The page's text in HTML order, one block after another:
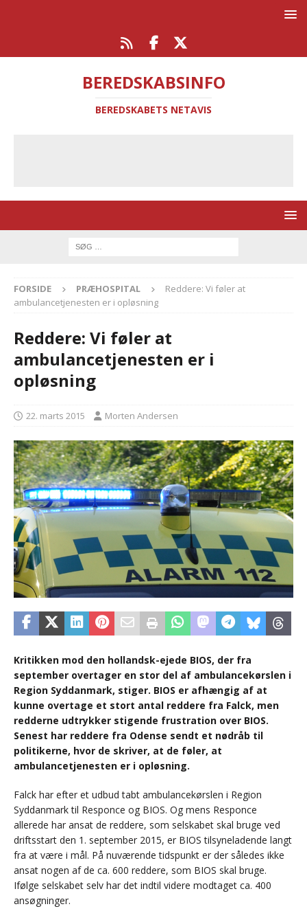
BEREDSKABSINFO
BEREDSKABETS NETAVIS
FORSIDE PRÆHOSPITAL
Reddere: Vi føler at
ambulancetjenesten er i opløsning
Reddere: Vi føler at
ambulancetjenesten er i
opløsning
22. marts 2015 Morten Andersen
Kritikken mod den hollandsk-ejede BIOS, der fra
september overtager en stor del af ambulancekørslen i
Region Syddanmark, stiger. BIOS er afhængig af at
kunne overtage et stort antal reddere fra Falck, men
redderne udtrykker stigende frustration over BIOS.
Senest har reddere fra Odense sendt et nødråb til
politikerne, hvor de skriver, at de føler, at
ambulancetjenesten er i opløsning.
Falck har efter et udbud tabt ambulancekørslen i Region
Syddanmark til Responce og BIOS. Og mens Responce
allerede har ansat de reddere, som selskabet skal bruge ved
driftsstart den 1. september 2015, er BIOS tilsyneladende langt
fra at være i mål. På nuværende tidspunkt er der således ikke
ansat nogen af de ca. 600 reddere, som BIOS skal bruge.
Ifølge selskabet selv har det indtil videre modtaget ca. 400
ansøgninger.